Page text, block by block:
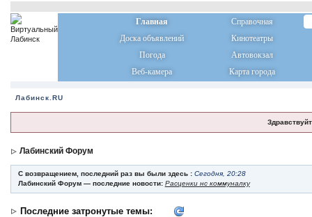
Главная
Справочная
Доска объявлений
Кинотеатры
Погода
Автовокзал
Веб-камера
Карта города
Лабинск.RU
Лабинский Форум
С возвращением, последний раз вы были здесь : Сегодня, 20:28
Лабинский Форум — последние новости: Расценки нс коммуналку
Последние затронутые темы: